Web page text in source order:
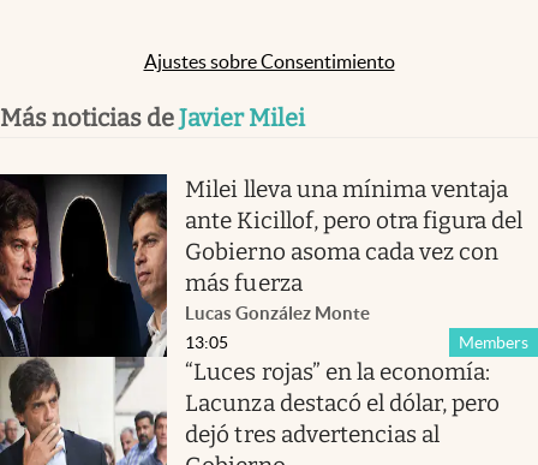
Ajustes sobre Consentimiento
Más noticias deJavier Milei
Milei lleva una mínima ventaja
ante Kicillof, pero otra figura del
Gobierno asoma cada vez con
más fuerza
Lucas González Monte
Members
13:05
“Luces rojas” en la economía:
Lacunza destacó el dólar, pero
dejó tres advertencias al